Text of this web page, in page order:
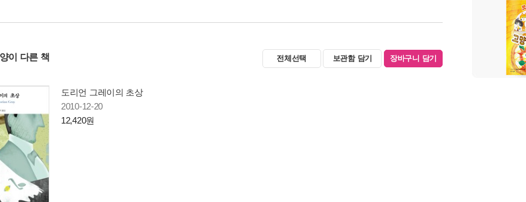
이 다른 책 전체선택 보관함 담기 장바구니 담기
도리언 그레이의 초상
2010-12-20
12,420원